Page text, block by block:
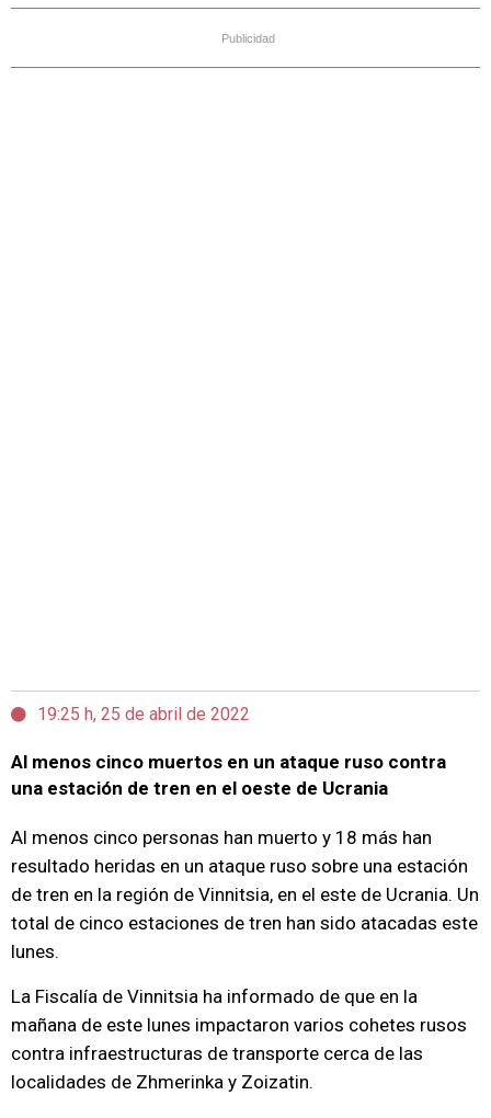
Publicidad
19:25 h, 25 de abril de 2022
Al menos cinco muertos en un ataque ruso contra
una estación de tren en el oeste de Ucrania
Al menos cinco personas han muerto y 18 más han
resultado heridas en un ataque ruso sobre una estación
de tren en la región de Vinnitsia, en el este de Ucrania. Un
total de cinco estaciones de tren han sido atacadas este
lunes.
La Fiscalía de Vinnitsia ha informado de que en la
mañana de este lunes impactaron varios cohetes rusos
contra infraestructuras de transporte cerca de las
localidades de Zhmerinka y Zoizatin.